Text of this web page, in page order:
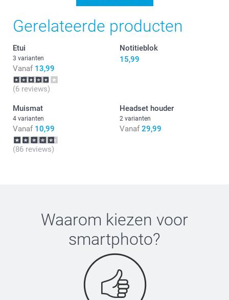
Gerelateerde producten
Etui
3 varianten
Vanaf 13,99
(6 reviews)
Notitieblok
15,99
Muismat
4 varianten
Vanaf 10,99
(86 reviews)
Headset houder
2 varianten
Vanaf 29,99
Waarom kiezen voor
smartphoto?